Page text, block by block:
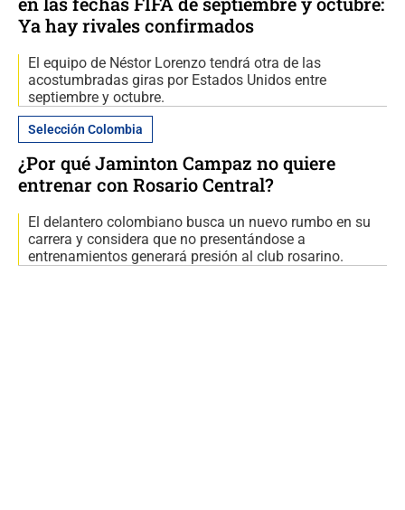
Ya hay rivales confirmados
El equipo de Néstor Lorenzo tendrá otra de las
acostumbradas giras por Estados Unidos entre
septiembre y octubre.
Selección Colombia
¿Por qué Jaminton Campaz no quiere
entrenar con Rosario Central?
El delantero colombiano busca un nuevo rumbo en su
carrera y considera que no presentándose a
entrenamientos generará presión al club rosarino.